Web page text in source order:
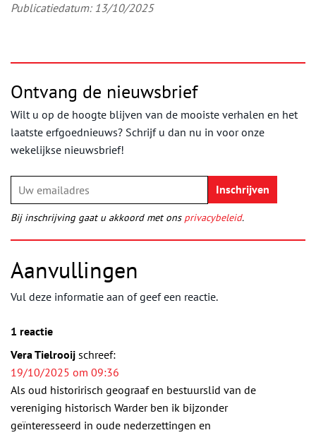
Publicatiedatum: 13/10/2025
Ontvang de nieuwsbrief
Wilt u op de hoogte blijven van de mooiste verhalen en het
laatste erfgoednieuws? Schrijf u dan nu in voor onze
wekelijkse nieuwsbrief!
Bij inschrijving gaat u akkoord met ons privacybeleid.
Aanvullingen
Vul deze informatie aan of geef een reactie.
1 reactie
Vera Tielrooij schreef:
19/10/2025 om 09:36
Als oud historirisch geograaf en bestuurslid van de
vereniging historisch Warder ben ik bijzonder
geïnteresseerd in oude nederzettingen en